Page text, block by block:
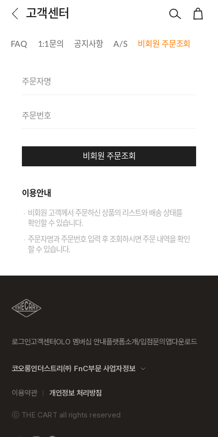
고객센터
FAQ 1:1문의 공지사항 A/S 비회원 주문조회
비회원 주문조회
이용안내
비회원 고객께서 주문하신 상품의 리스트와 배송 상태를
확인할 수 있습니다.
주문자명과 주문번호 입력 후 조회하시면 주문 내역을 확인
할 수 있습니다.
로그인고객센터OLO 멤버십 안내플랫폼소개/입점문의 앱다운로드
코오롱인더스트리㈜ FnC부문 사업자정보
이용약관 개인정보 처리방침
ⓒ THE CART all rights reserved